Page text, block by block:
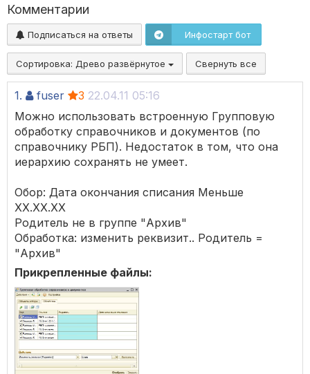
Комментарии
Подписаться на ответы Инфостарт бот
Сортировка: Древо развёрнутое Свернуть все
1. fuser 3 22.04.11 05:16
Можно использовать встроенную Групповую
обработку справочников и документов (по
справочнику РБП). Недостаток в том, что она
иерархию сохранять не умеет.
Обор: Дата окончания списания Меньше
ХХ.ХХ.ХХ
Родитель не в группе "Архив"
Обработка: изменить реквизит.. Родитель =
"Архив"
Прикрепленные файлы: